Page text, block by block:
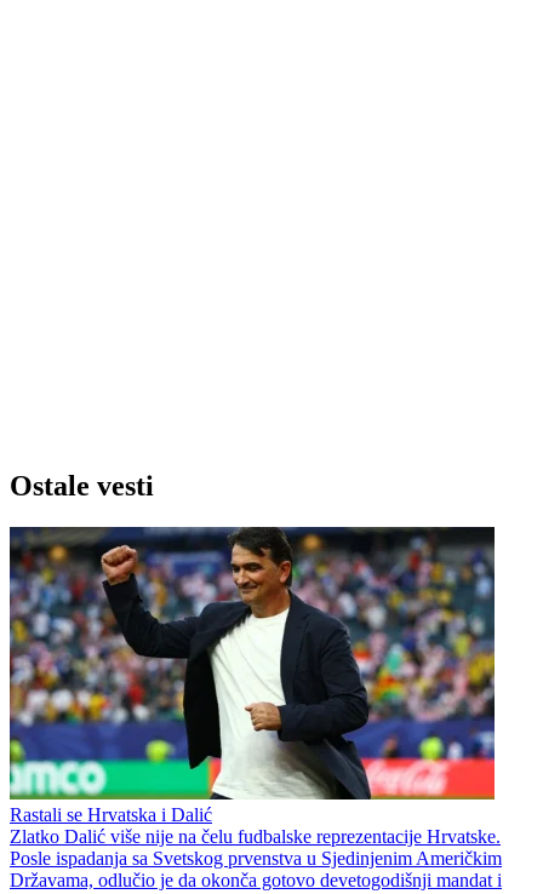
Ostale vesti
Rastali se Hrvatska i Dalić
Zlatko Dalić više nije na čelu fudbalske reprezentacije Hrvatske.
Posle ispadanja sa Svetskog prvenstva u Sjedinjenim Američkim
Državama, odlučio je da okonča gotovo devetogodišnji mandat i